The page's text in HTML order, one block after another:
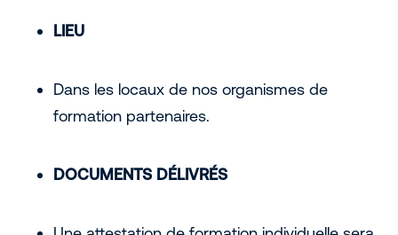
LIEU
Dans les locaux de nos organismes de
formation partenaires.
DOCUMENTS DÉLIVRÉS